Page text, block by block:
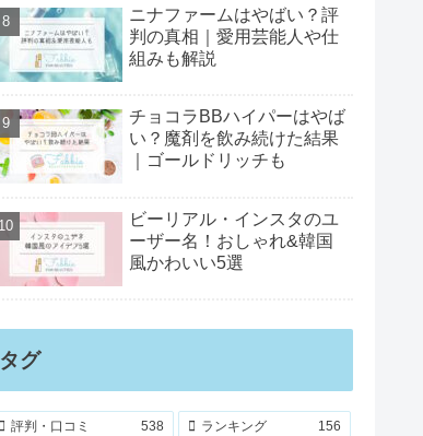
ニナファームはやばい？評
判の真相｜愛用芸能人や仕
組みも解説
チョコラBBハイパーはやば
い？魔剤を飲み続けた結果
｜ゴールドリッチも
ビーリアル・インスタのユ
ーザー名！おしゃれ&韓国
風かわいい5選
タグ
評判・口コミ 538 ランキング 156